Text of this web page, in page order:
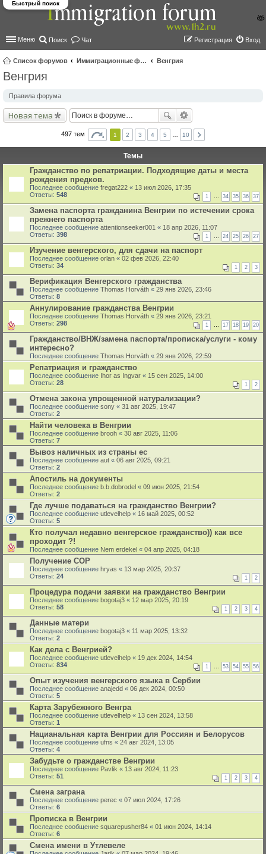
Меню Поиск Чат Вход
Регистрация
Список форумов Иммиграционные форумы | Immigration forums
Венгрия
Быстрый поиск
Венгрия
Правила форума
Новая тема
497 тем 1 2 3 4 5 10
Темы
Гражданство по репатриации. Подходящие даты и места
рождения предков.
Последнее сообщение fregat222 « 13 июл 2026, 17:35
Ответы: 548 1 … 34 35 36 37
Замена паспорта гражданина Венгрии по истечении срока
прежнего паспорта
Последнее сообщение attentionseeker001 « 18 апр 2026, 11:07
Ответы: 398 1 … 24 25 26 27
Изучение венгерского, для сдачи на паспорт
Последнее сообщение orlan « 02 фев 2026, 22:40
Ответы: 34 1 2 3
Верификация Венгерского гражданства
Последнее сообщение Thomas Horváth « 29 янв 2026, 23:46
Ответы: 8
Аннулирование гражданства Венгрии
Последнее сообщение Thomas Horváth « 29 янв 2026, 23:21
Ответы: 298 1 … 17 18 19 20
Гражданство/ВНЖ/замена паспорта/прописка/услуги - кому
интересно?
Последнее сообщение Thomas Horváth « 29 янв 2026, 22:59
Репатриация и гражданство
Последнее сообщение Ihor as Ingvar « 15 сен 2025, 14:00
Ответы: 28 1 2
Отмена закона упрощенной натурализации?
Последнее сообщение sony « 31 авг 2025, 19:47
Ответы: 2
Найти человека в Венгрии
Последнее сообщение brooh « 30 авг 2025, 11:06
Ответы: 7
Вывоз наличных из страны ес
Последнее сообщение aut « 06 авг 2025, 09:21
Ответы: 2
Апостиль на документы
Последнее сообщение b.b.dobrodel « 09 июн 2025, 21:54
Ответы: 2
Где лучше подаваться на гражданство Венгрии?
Последнее сообщение utlevelhelp « 16 май 2025, 00:52
Ответы: 5
Кто получал недавно венгерское гражданство)) как все
проходит ?!
Последнее сообщение Nem erdekel « 04 апр 2025, 04:18
Получение СОР
Последнее сообщение hryas « 13 мар 2025, 20:37
Ответы: 24 1 2
Процедура подачи заявки на гражданство Венгрии
Последнее сообщение bogotaj3 « 12 мар 2025, 20:19
Ответы: 58 1 2 3 4
Данные матери
Последнее сообщение bogotaj3 « 11 мар 2025, 13:32
Ответы: 2
Как дела с Венгрией?
Последнее сообщение utlevelhelp « 19 дек 2024, 14:54
Ответы: 834 1 … 53 54 55 56
Опыт изучения венгерского языка в Сербии
Последнее сообщение anajedd « 06 дек 2024, 00:50
Ответы: 5
Карта Зарубежного Венгра
Последнее сообщение utlevelhelp « 13 сен 2024, 13:58
Ответы: 1
Нацианальная карта Венгрии для Россиян и Белорусов
Последнее сообщение ufns « 24 авг 2024, 13:05
Ответы: 4
Забудьте о гражданстве Венгрии
Последнее сообщение Pavlik « 13 авг 2024, 11:23
Ответы: 51 1 2 3 4
Смена заграна
Последнее сообщение perec « 07 июл 2024, 17:26
Ответы: 6
Прописка в Венгрии
Последнее сообщение squarepusher84 « 01 июн 2024, 14:14
Ответы: 6
Смена имени в Утлевеле